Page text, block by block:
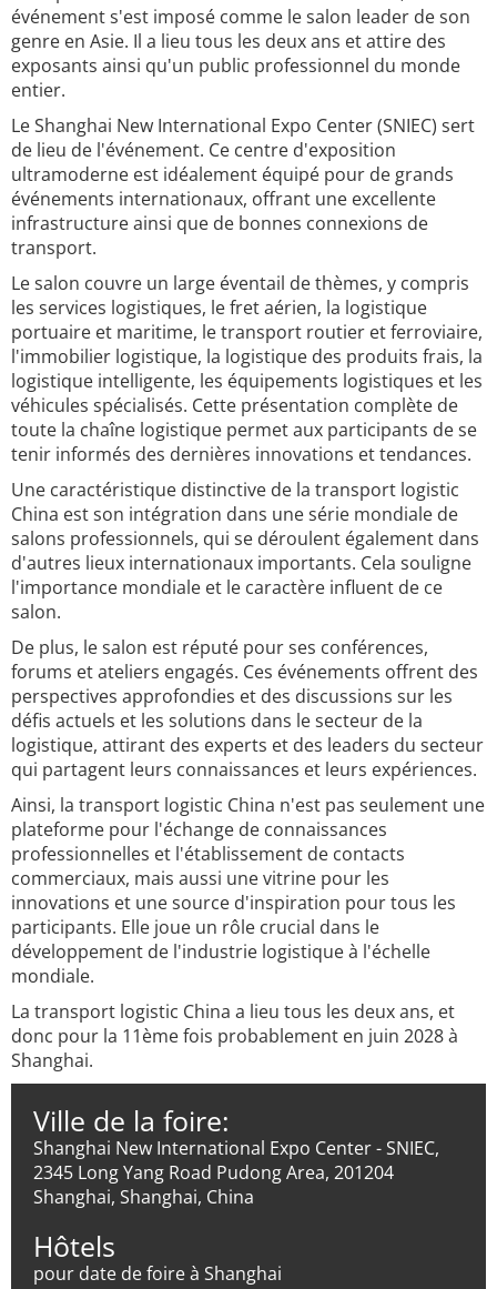
événement s'est imposé comme le salon leader de son
genre en Asie. Il a lieu tous les deux ans et attire des
exposants ainsi qu'un public professionnel du monde
entier.
Le Shanghai New International Expo Center (SNIEC) sert
de lieu de l'événement. Ce centre d'exposition
ultramoderne est idéalement équipé pour de grands
événements internationaux, offrant une excellente
infrastructure ainsi que de bonnes connexions de
transport.
Le salon couvre un large éventail de thèmes, y compris
les services logistiques, le fret aérien, la logistique
portuaire et maritime, le transport routier et ferroviaire,
l'immobilier logistique, la logistique des produits frais, la
logistique intelligente, les équipements logistiques et les
véhicules spécialisés. Cette présentation complète de
toute la chaîne logistique permet aux participants de se
tenir informés des dernières innovations et tendances.
Une caractéristique distinctive de la transport logistic
China est son intégration dans une série mondiale de
salons professionnels, qui se déroulent également dans
d'autres lieux internationaux importants. Cela souligne
l'importance mondiale et le caractère influent de ce
salon.
De plus, le salon est réputé pour ses conférences,
forums et ateliers engagés. Ces événements offrent des
perspectives approfondies et des discussions sur les
défis actuels et les solutions dans le secteur de la
logistique, attirant des experts et des leaders du secteur
qui partagent leurs connaissances et leurs expériences.
Ainsi, la transport logistic China n'est pas seulement une
plateforme pour l'échange de connaissances
professionnelles et l'établissement de contacts
commerciaux, mais aussi une vitrine pour les
innovations et une source d'inspiration pour tous les
participants. Elle joue un rôle crucial dans le
développement de l'industrie logistique à l'échelle
mondiale.
La transport logistic China a lieu tous les deux ans, et
donc pour la 11ème fois probablement en juin 2028 à
Shanghai.
Ville de la foire:
Shanghai New International Expo Center - SNIEC,
2345 Long Yang Road Pudong Area, 201204
Shanghai, Shanghai, China
Hôtels
pour date de foire à Shanghai